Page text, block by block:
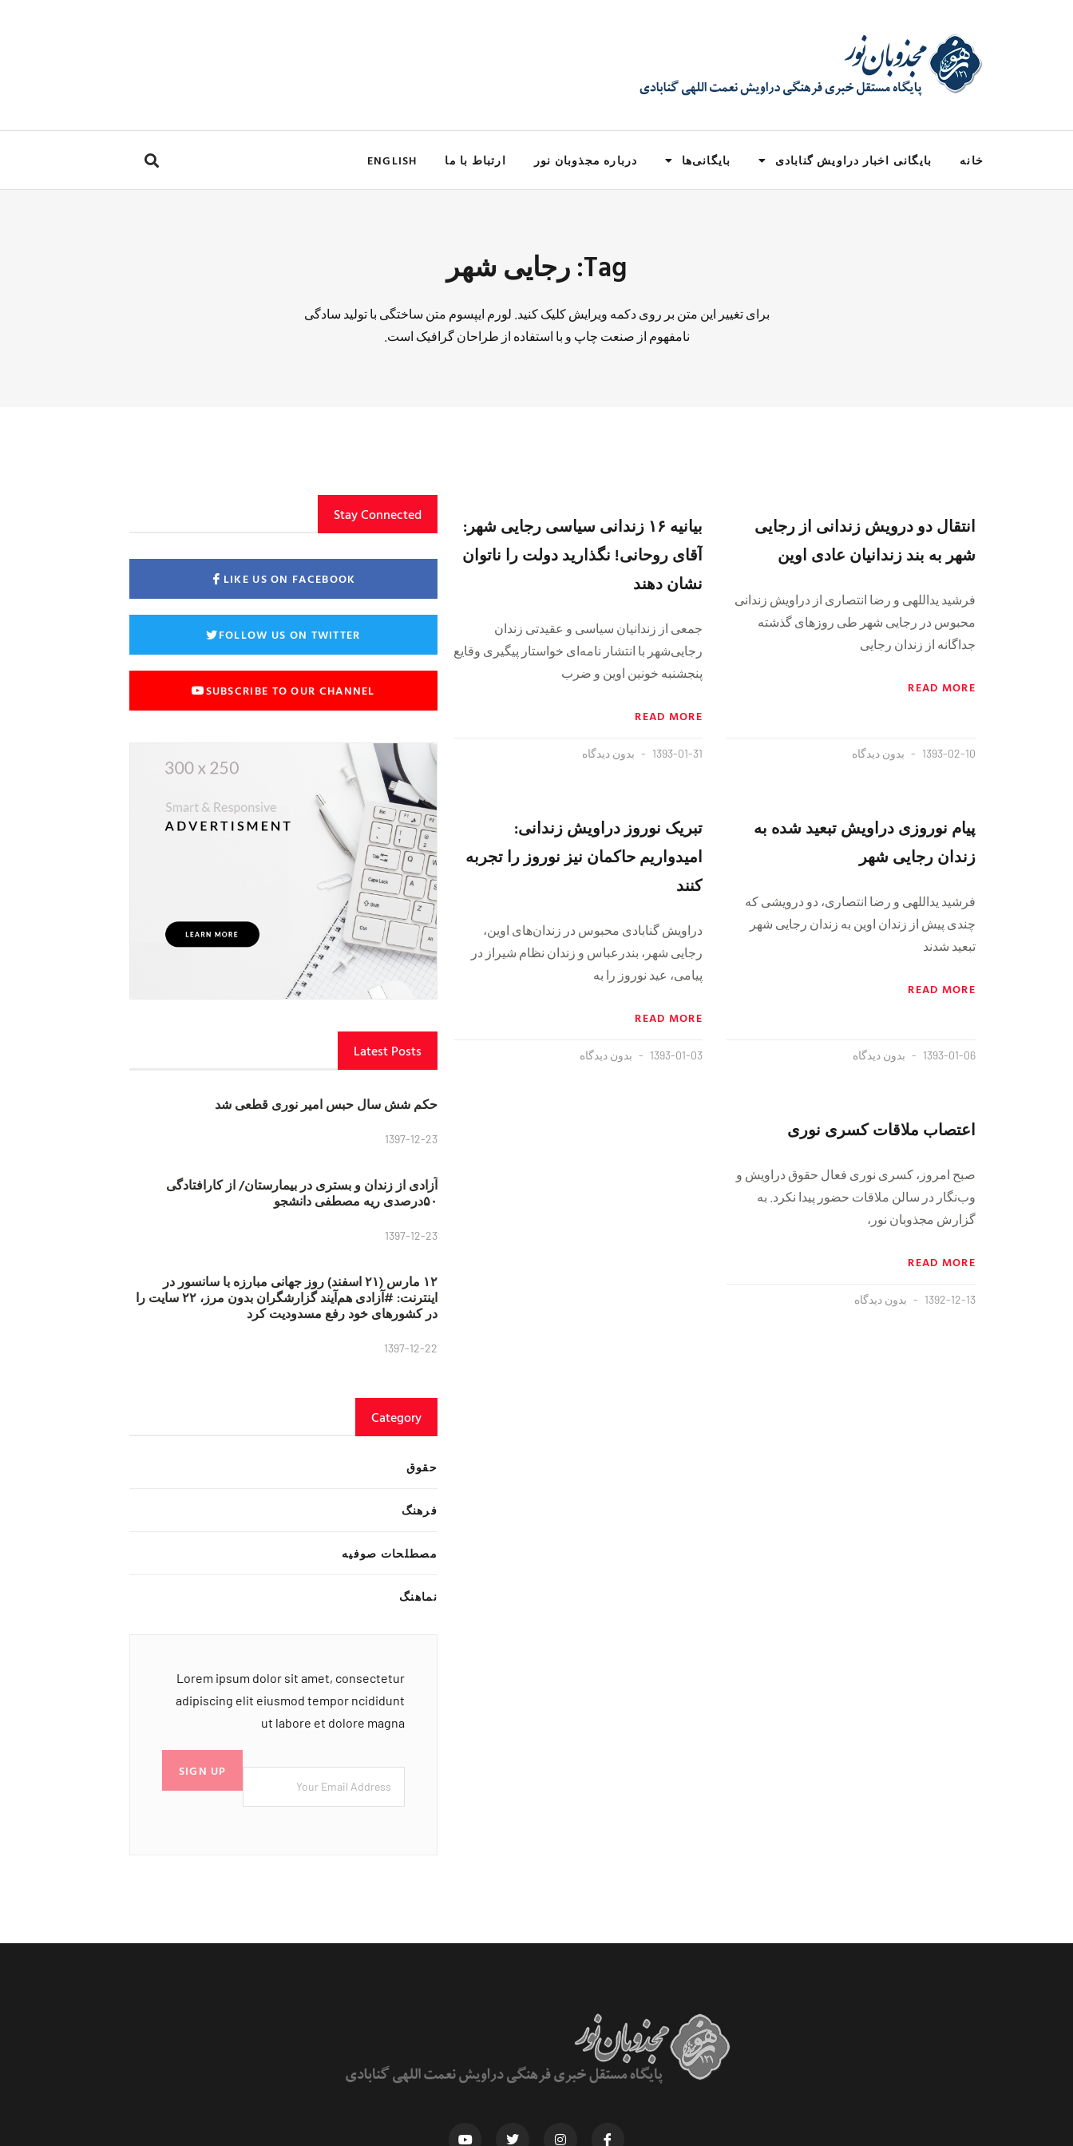
خانه بایگانی اخبار دراویش گنابادی بایگانی‌ها درباره مجذوبان نور ارتباط با ما ENGLISH
Tag: رجایی شهر
برای تغییر این متن بر روی دکمه ویرایش کلیک کنید. لورم ایپسوم متن ساختگی با تولید سادگی
نامفهوم از صنعت چاپ و با استفاده از طراحان گرافیک است.
انتقال دو درویش زندانی از رجایی
شهر به بند زندانیان عادی اوین
فرشید یداللهی و رضا انتصاری از دراویش زندانی
محبوس در رجایی شهر طی روزهای گذشته
جداگانه از زندان رجایی
READ MORE
1393-02-10 بدون دیدگاه
بیانیه ۱۶ زندانی سیاسی رجایی شهر:
آقای روحانی! نگذارید دولت را ناتوان
نشان دهند
جمعی از زندانیان سیاسی و عقیدتی زندان
رجایی‌شهر با انتشار نامه‌ای خواستار پیگیری وقایع
پنجشنبه خونین اوین و ضرب
READ MORE
1393-01-31 بدون دیدگاه
پیام نوروزی دراویش تبعید شده به
زندان رجایی شهر
فرشید یداللهی و رضا انتصاری، دو درویشی که
چندی پیش از زندان اوین به زندان رجایی شهر
تبعید شدند
READ MORE
1393-01-06 بدون دیدگاه
تبریک نوروز دراویش زندانی:
امیدواریم حاکمان نیز نوروز را تجربه
کنند
دراویش گنابادی محبوس در زندان‌های اوین،
رجایی شهر، بندرعباس و زندان نظام شیراز در
پیامی، عید نوروز را به
READ MORE
1393-01-03 بدون دیدگاه
اعتصاب ملاقات کسری نوری
صبح امروز، کسری نوری فعال حقوق دراویش و
وب‌نگار در سالن ملاقات حضور پیدا نکرد. به
گزارش مجذوبان نور،
READ MORE
1392-12-13 بدون دیدگاه
Stay Connected
LIKE US ON FACEBOOK
FOLLOW US ON TWITTER
SUBSCRIBE TO OUR CHANNEL
Latest Posts
حکم شش سال حبس امیر نوری قطعی شد
1397-12-23
آزادی از زندان و بستری در بیمارستان/ از کارافتادگی
۵۰درصدی ریه مصطفی دانشجو
1397-12-23
۱۲ مارس (۲۱ اسفند) روز جهانی مبارزه با سانسور در
اینترنت: #آزادی هم‌آیند گزارشگران‌ بدون مرز، ۲۲ سایت را
در کشورهای خود رفع مسدودیت کرد
1397-12-22
Category
حقوق
فرهنگ
مصطلحات صوفیه
نماهنگ
Lorem ipsum dolor sit amet, consectetur
adipiscing elit eiusmod tempor ncididunt
ut labore et dolore magna
SIGN UP